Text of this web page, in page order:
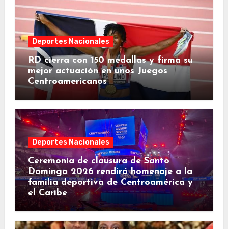
Deportes Nacionales
RD cierra con 150 medallas y firma su
mejor actuación en unos Juegos
Centroamericanos
Deportes Nacionales
Ceremonia de clausura de Santo
Domingo 2026 rendirá homenaje a la
familia deportiva de Centroamérica y
el Caribe